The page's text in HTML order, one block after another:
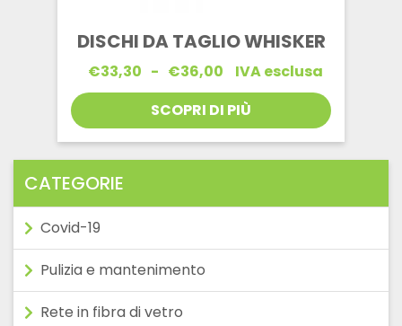
DISCHI DA TAGLIO WHISKER
€33,30 - €36,00Fascia
di
prezzo:
da
€33,30
a
€36,00
IVA esclusa
SCOPRI DI PIÙ
CATEGORIE
Covid-19
Pulizia e mantenimento
Rete in fibra di vetro